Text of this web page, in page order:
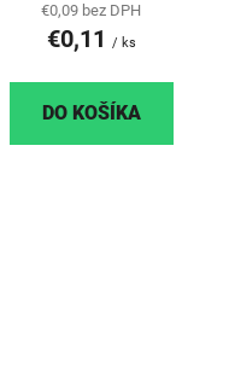
€0,09 bez DPH
€0,11 / ks
DO KOŠÍKA